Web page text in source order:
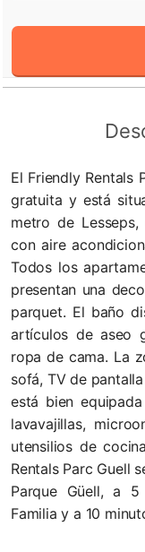
El Friendly Rentals
gratuita y está
metro de
con aire
Todos los
presentan una
parquet. El baño
artículos de aseo
ropa de cama. La
sofá, TV de
está bien
lavavajillas,
utensilios de
Rentals Parc Guell
Parque Güell, a
Familia y a 10